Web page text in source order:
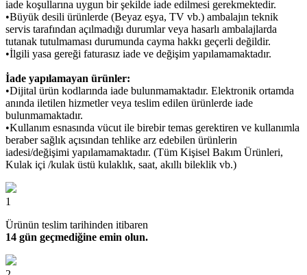
iade koşullarına uygun bir şekilde iade edilmesi gerekmektedir.
•Büyük desili ürünlerde (Beyaz eşya, TV vb.) ambalajın teknik
servis tarafından açılmadığı durumlar veya hasarlı ambalajlarda
tutanak tutulmaması durumunda cayma hakkı geçerli değildir.
•İlgili yasa gereği faturasız iade ve değişim yapılamamaktadır.
İade yapılamayan ürünler:
•Dijital ürün kodlarında iade bulunmamaktadır. Elektronik ortamda
anında iletilen hizmetler veya teslim edilen ürünlerde iade
bulunmamaktadır.
•Kullanım esnasında vücut ile birebir temas gerektiren ve kullanımla
beraber sağlık açısından tehlike arz edebilen ürünlerin
iadesi/değişimi yapılamamaktadır. (Tüm Kişisel Bakım Ürünleri,
Kulak içi /kulak üstü kulaklık, saat, akıllı bileklik vb.)
1
Ürünün teslim tarihinden itibaren
14 gün geçmediğine emin olun.